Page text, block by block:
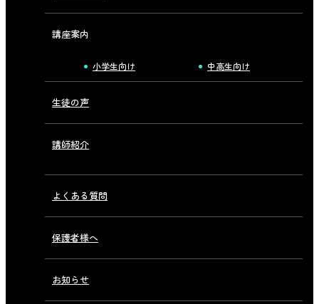
講座案内
小学生向け 中高生向け
生徒の声
講師紹介
よくある質問
保護者様へ
お知らせ